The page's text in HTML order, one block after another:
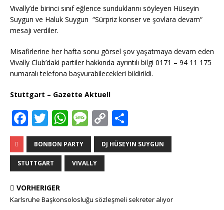
Vivally’de birinci sınıf eğlence sunduklarını söyleyen Hüseyin
Suygun ve Haluk Suygun “Sürpriz konser ve şovlara devam“
mesajı verdiler.
Misafirlerine her hafta sonu görsel şov yaşatmaya devam eden
Vivally Club’daki partiler hakkında ayrıntılı bilgi 0171 – 94 11 175
numaralı telefona başvurabilecekleri bildirildi.
Stuttgart – Gazette Aktuell
F
a
c
e
b
o
T
w
it
te
r
W
h
at
s
p
M
e
ss
a
e
C
o
p
n
ei
le
BONBON PARTY DJ HÜSEYIN SUYGUN
STUTTGART VIVALLY
VORHERIGER
Karlsruhe Başkonsolosluğu sözleşmeli sekreter alıyor